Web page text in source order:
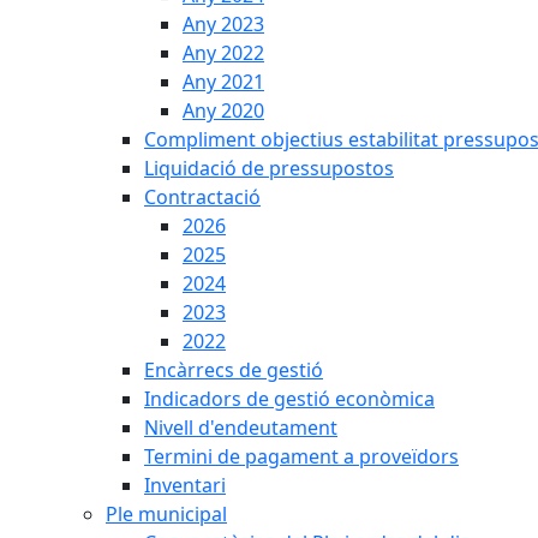
Any 2023
Any 2022
Any 2021
Any 2020
Compliment objectius estabilitat
Liquidació de pressupostos
Contractació
2026
2025
2024
2023
2022
Encàrrecs de gestió
Indicadors de gestió econòmica
Nivell d'endeutament
Termini de pagament a proveïdors
Inventari
Ple municipal